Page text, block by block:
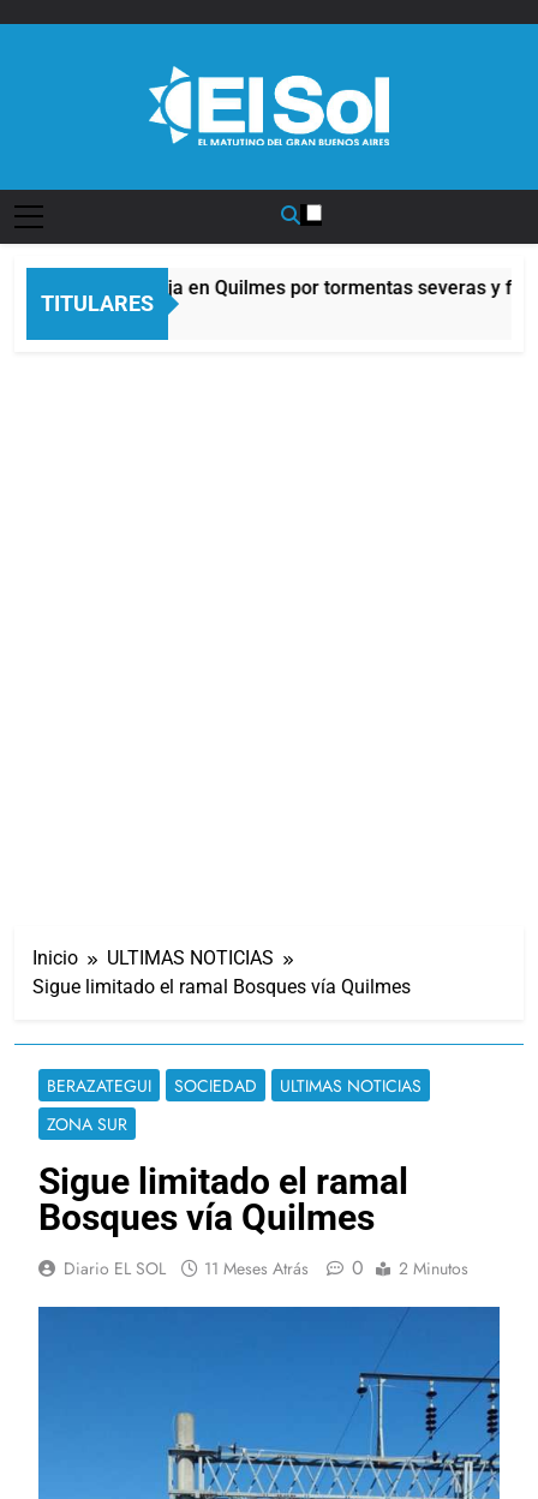
TITULARES
Alerta naranja en Quilmes por tormentas severas y
2 Horas Atrás
Inicio
ULTIMAS NOTICIAS
Sigue limitado el ramal Bosques vía Quilmes
BERAZATEGUI SOCIEDAD
ULTIMAS NOTICIAS
ZONA SUR
Sigue limitado el ramal
Bosques vía Quilmes
Diario EL SOL 11 Meses Atrás 0 2 Minutos